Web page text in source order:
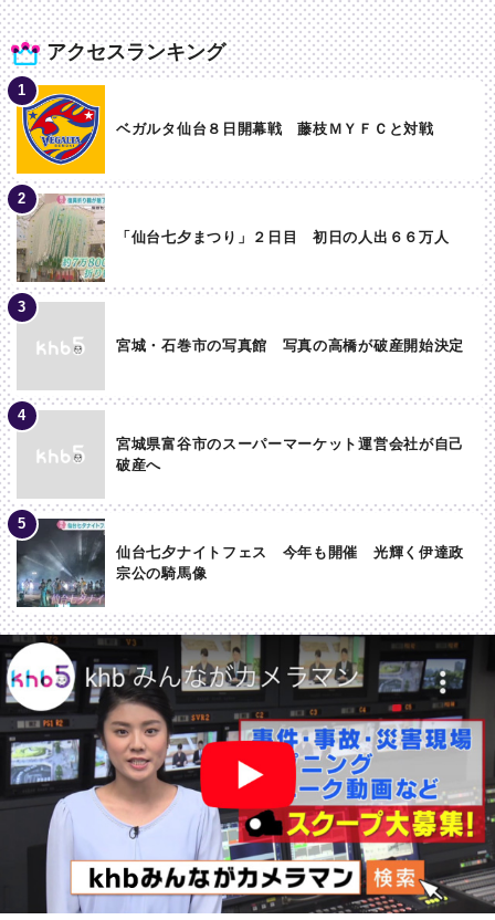
アクセスランキング
ベガルタ仙台８日開幕戦 藤枝ＭＹＦＣと対戦
「仙台七夕まつり」２日目 初日の人出６６万人
宮城・石巻市の写真館 写真の高橋が破産開始決定
宮城県富谷市のスーパーマーケット運営会社が自己
破産へ
仙台七夕ナイトフェス 今年も開催 光輝く伊達政
宗公の騎馬像